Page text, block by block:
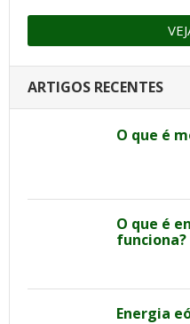
ARTIGOS RECENTES
O que é
O que é
funciona?
Energia